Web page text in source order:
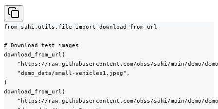
from sahi.utils.file import download_from_url
# Download test images
download_from_url(
"https://raw.githubusercontent.com/obss/sahi/main/demo/
    "demo_data/small-vehicles1.jpeg",
)
download_from_url(
"https://raw.githubusercontent.com/obss/sahi/main/demo/